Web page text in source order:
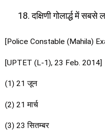
दक्षिणी गोलार्द्ध में सबसे
[Police Constable (Mahila)
[UPTET (L-1), 23 Feb. 2014]
(1) 21 जून
(2) 21 मार्च
(3) 23 सितम्बर